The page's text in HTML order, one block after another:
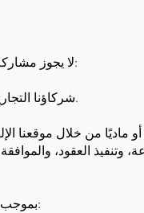
لا يجوز مشاركة بياناتك إلا بالقدر اللازم للالتزامات القانونية أو تقديم الخدمات، مع:
شركاؤنا التجاريون، وموردونا، ومُقدّمو الخدمات اللوجستية وتكنولوجيا المعلومات.
بموجب المادة ١١ من قانون حماية البيانات الشخصية، لديك الحقوق التالية: